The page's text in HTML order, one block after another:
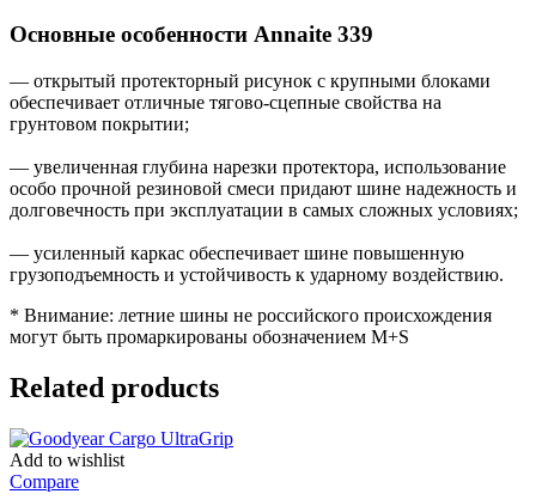
Основные особенности Annaite 339
— открытый протекторный рисунок с крупными блоками
обеспечивает отличные тягово-сцепные свойства на
грунтовом покрытии;
— увеличенная глубина нарезки протектора, использование
особо прочной резиновой смеси придают шине надежность и
долговечность при эксплуатации в самых сложных условиях;
— усиленный каркас обеспечивает шине повышенную
грузоподъемность и устойчивость к ударному воздействию.
* Внимание: летние шины не российского происхождения
могут быть промаркированы обозначением M+S
Related products
Add to wishlist
Compare